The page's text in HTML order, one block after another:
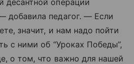
добавила педагог. — Если
значит, и нам надо пойти
с ними об “Уроках Победы”,
о том, что важно для нашей